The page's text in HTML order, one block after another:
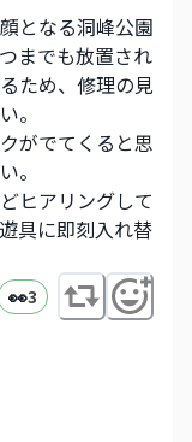
となる洞峰公園
までも放置され
ため、修理の見
。
がでてくると思
。
ヒアリングして
具に即刻入れ替
👀3